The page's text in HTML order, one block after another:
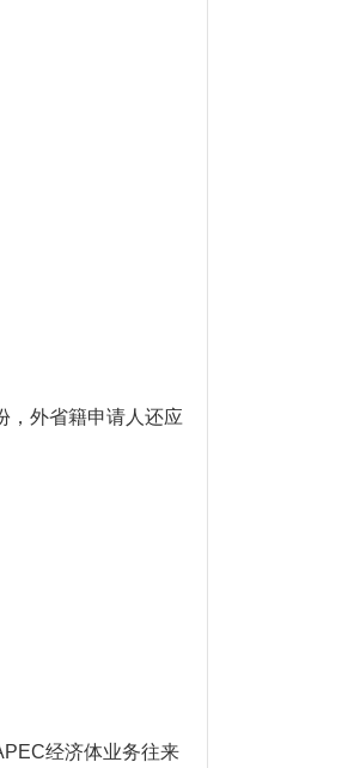
，外省籍申请人还应
经济体业务往来